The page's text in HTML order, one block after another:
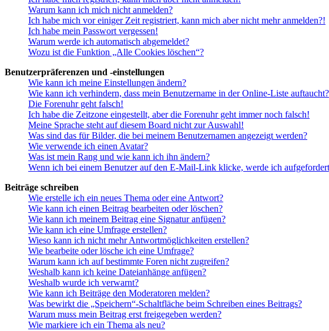
Warum kann ich mich nicht anmelden?
Ich habe mich vor einiger Zeit registriert, kann mich aber nicht mehr anmelden?!
Ich habe mein Passwort vergessen!
Warum werde ich automatisch abgemeldet?
Wozu ist die Funktion „Alle Cookies löschen“?
Benutzerpräferenzen und -einstellungen
Wie kann ich meine Einstellungen ändern?
Wie kann ich verhindern, dass mein Benutzername in der Online-Liste auftaucht?
Die Forenuhr geht falsch!
Ich habe die Zeitzone eingestellt, aber die Forenuhr geht immer noch falsch!
Meine Sprache steht auf diesem Board nicht zur Auswahl!
Was sind das für Bilder, die bei meinem Benutzernamen angezeigt werden?
Wie verwende ich einen Avatar?
Was ist mein Rang und wie kann ich ihn ändern?
Wenn ich bei einem Benutzer auf den E-Mail-Link klicke, werde ich
Beiträge schreiben
Wie erstelle ich ein neues Thema oder eine Antwort?
Wie kann ich einen Beitrag bearbeiten oder löschen?
Wie kann ich meinem Beitrag eine Signatur anfügen?
Wie kann ich eine Umfrage erstellen?
Wieso kann ich nicht mehr Antwortmöglichkeiten erstellen?
Wie bearbeite oder lösche ich eine Umfrage?
Warum kann ich auf bestimmte Foren nicht zugreifen?
Weshalb kann ich keine Dateianhänge anfügen?
Weshalb wurde ich verwarnt?
Wie kann ich Beiträge den Moderatoren melden?
Was bewirkt die „Speichern“-Schaltfläche beim Schreiben eines Beitrags?
Warum muss mein Beitrag erst freigegeben werden?
Wie markiere ich ein Thema als neu?